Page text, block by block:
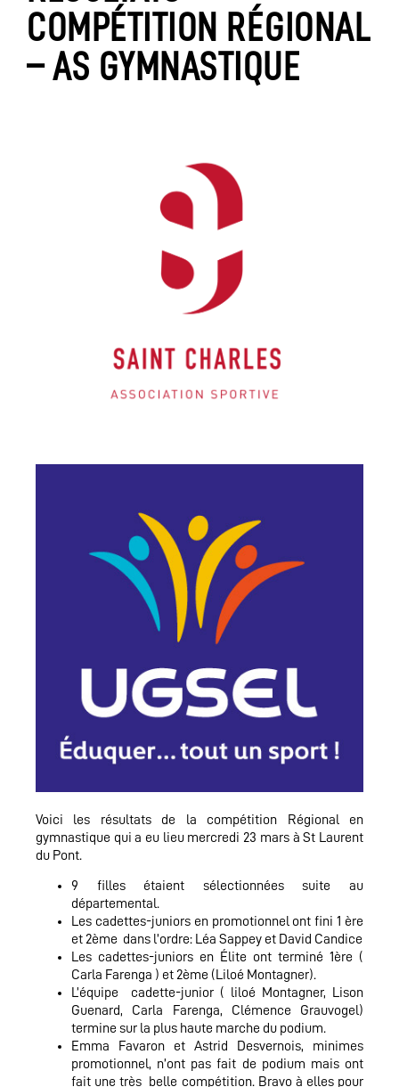
COMPÉTITION RÉGIONAL
– AS GYMNASTIQUE
Voici les résultats de la compétition Régional en
gymnastique qui a eu lieu mercredi 23 mars à St Laurent
du Pont.
9 filles étaient sélectionnées suite au
départemental.
Les cadettes-juniors en promotionnel ont fini 1 ère
et 2ème dans l’ordre: Léa Sappey et David Candice
Les cadettes-juniors en Élite ont terminé 1ère (
Carla Farenga ) et 2ème (Liloé Montagner).
L’équipe cadette-junior ( liloé Montagner, Lison
Guenard, Carla Farenga, Clémence Grauvogel)
termine sur la plus haute marche du podium.
Emma Favaron et Astrid Desvernois, minimes
promotionnel, n’ont pas fait de podium mais ont
fait une très belle compétition. Bravo à elles pour